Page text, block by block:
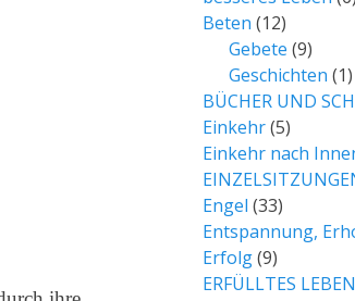
Beten (12)
Gebete (9)
Geschichten (1)
BÜCHER UND
Einkehr(5)
Einkehr nach
Engel (33)
Entspannung,
Erfolg(9)
ERFÜLLTES LEBEN